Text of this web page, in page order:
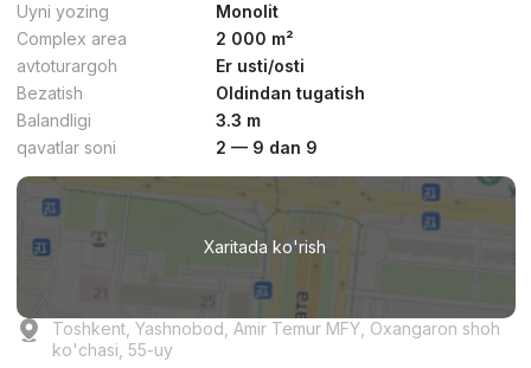
Uyni yozing
Monolit
Complex area
2 000 m²
avtoturargoh
Er usti/osti
Bezatish
Oldindan tugatish
Balandligi
3.3 m
qavatlar soni
2 — 9 dan 9
Xaritada ko'rish
Toshkent, Yashnobod, Amir Temur MFY, Oxangaron shoh
ko'chasi, 55-uy